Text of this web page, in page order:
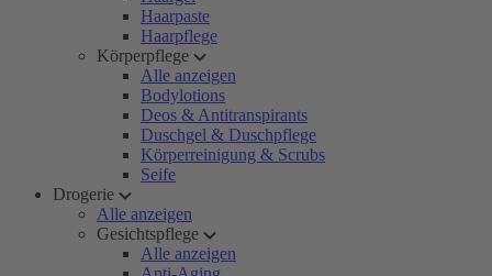
Haarpaste
Haarpflege
Körperpflege
Alle anzeigen
Bodylotions
Deos & Antitranspirants
Duschgel & Duschpflege
Körperreinigung & Scrubs
Seife
Drogerie
Alle anzeigen
Gesichtspflege
Alle anzeigen